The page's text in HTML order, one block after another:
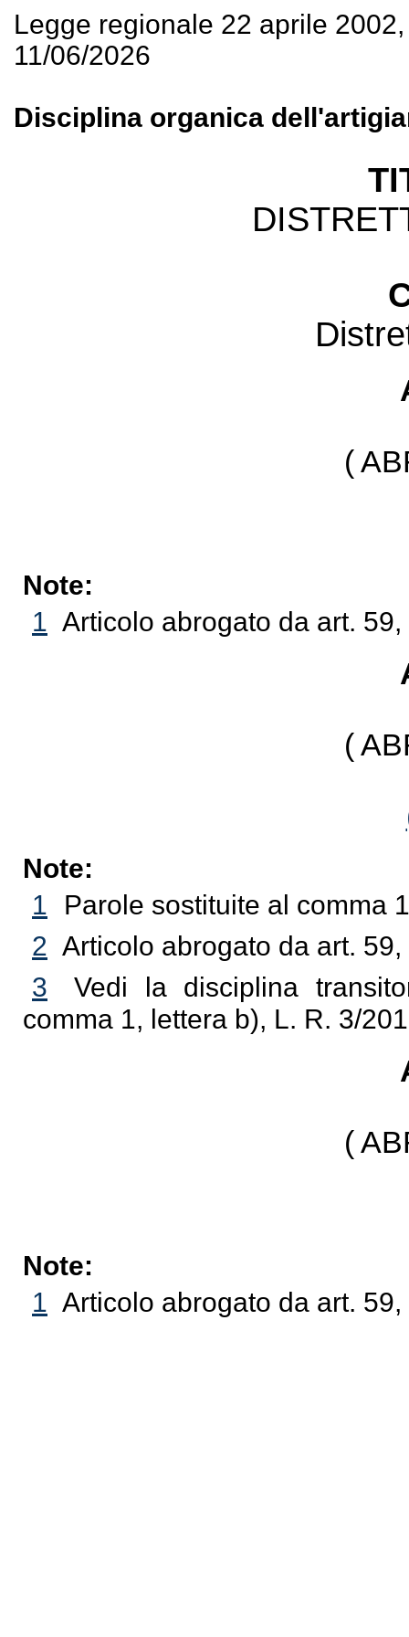
Legge regionale 22 aprile
11/06/2026
Disciplina organica
(
Note:
1 Articolo abrogato da art.
(
Note:
1
Parole sostituite al comma
2 Articolo abrogato da art.
3
Vedi la disciplina
comma 1, lettera b), L. R. 3/
(
Note:
1 Articolo abrogato da art.